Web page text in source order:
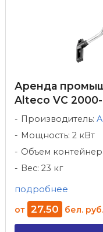
Аренда
Alteco VC
Производитель:
Мощность: 2 кВт
Объем
Вес: 23 кг
подробнее
от 27.50 бел. руб.